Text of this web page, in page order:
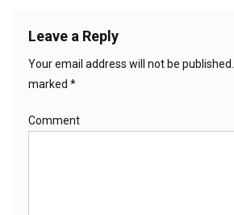
Leave a Reply
Your email address will not be published.
marked *
Comment